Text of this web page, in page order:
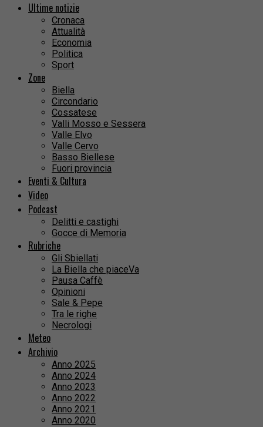
Ultime notizie
Cronaca
Attualità
Economia
Politica
Sport
Zone
Biella
Circondario
Cossatese
Valli Mosso e Sessera
Valle Elvo
Valle Cervo
Basso Biellese
Fuori provincia
Eventi & Cultura
Video
Podcast
Delitti e castighi
Gocce di Memoria
Rubriche
Gli Sbiellati
La Biella che piaceVa
Pausa Caffè
Opinioni
Sale & Pepe
Tra le righe
Necrologi
Meteo
Archivio
Anno 2025
Anno 2024
Anno 2023
Anno 2022
Anno 2021
Anno 2020